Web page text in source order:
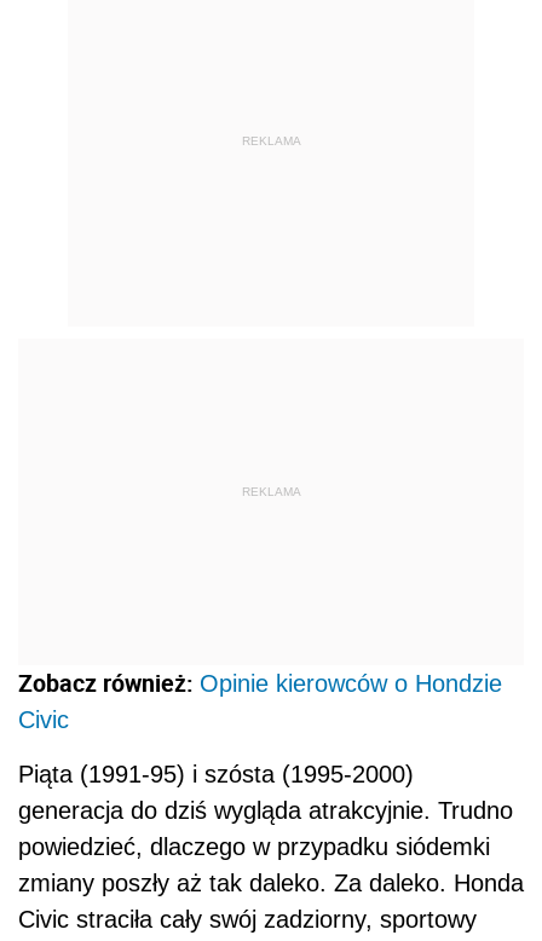
REKLAMA
REKLAMA
Zobacz również: Opinie kierowców o Hondzie
Civic
Piąta (1991-95) i szósta (1995-2000)
generacja do dziś wygląda atrakcyjnie. Trudno
powiedzieć, dlaczego w przypadku siódemki
zmiany poszły aż tak daleko. Za daleko. Honda
Civic straciła cały swój zadziorny, sportowy